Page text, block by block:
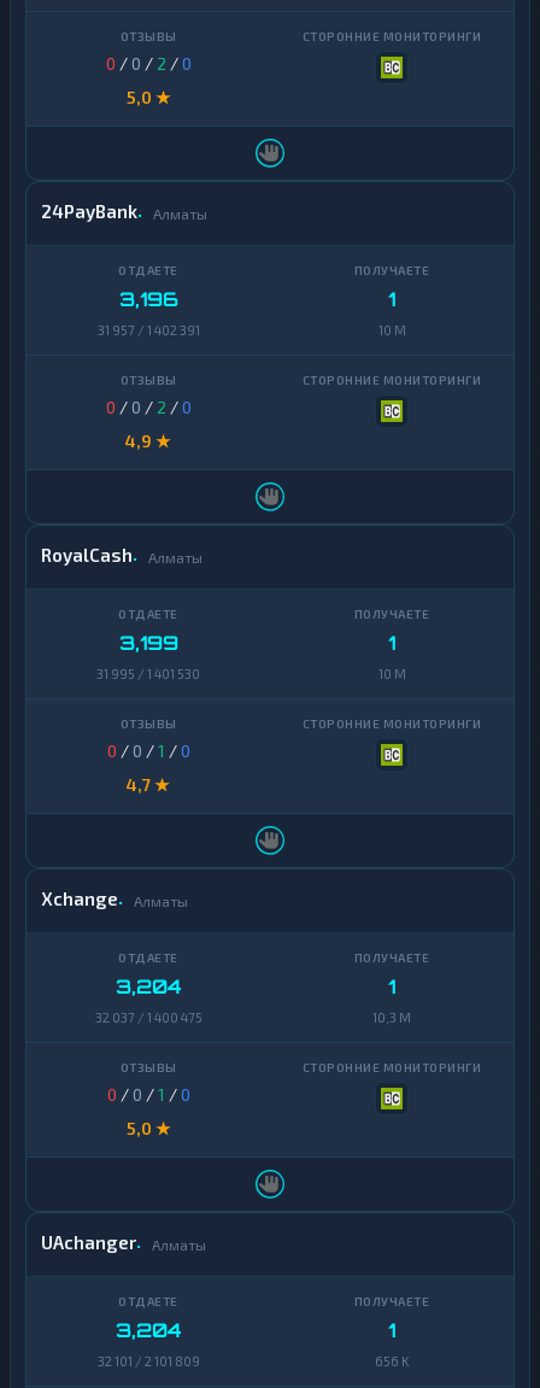
0 / 0 / 2 /0
5,0 ★
24PayBank Алматы
3,196
31 957 / 1 402 391
1
10 M
0 / 0 / 2 /0
4,9 ★
RoyalCash Алматы
3,199
31 995 / 1 401 530
1
10 M
0 / 0 /1 /0
4,7 ★
Xchange Алматы
3,204
32 037 / 1 400 475
1
10,3 M
0 / 0 /1 /0
5,0 ★
UAchanger Алматы
3,204
32 101 / 2 101 809
1
656 K